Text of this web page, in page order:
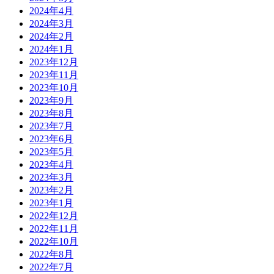
2024年4月
2024年3月
2024年2月
2024年1月
2023年12月
2023年11月
2023年10月
2023年9月
2023年8月
2023年7月
2023年6月
2023年5月
2023年4月
2023年3月
2023年2月
2023年1月
2022年12月
2022年11月
2022年10月
2022年8月
2022年7月